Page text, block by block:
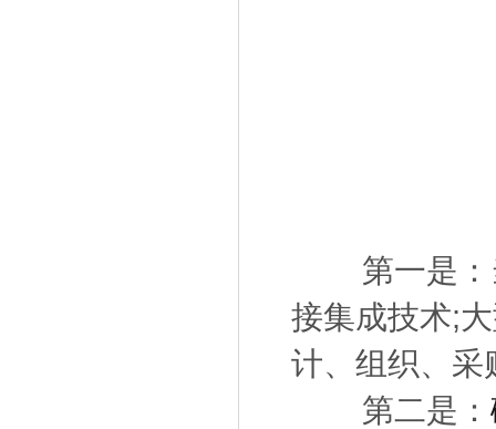
第一是：当
接集成技术;
计、组织、采
第二是：